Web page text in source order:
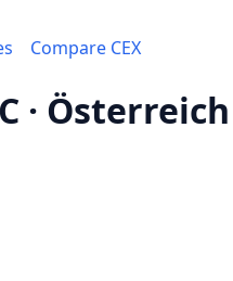
Compare CEX
· Österreich